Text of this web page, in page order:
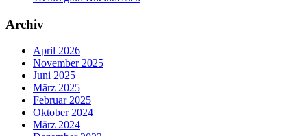
Archiv
April 2026
November 2025
Juni 2025
März 2025
Februar 2025
Oktober 2024
März 2024